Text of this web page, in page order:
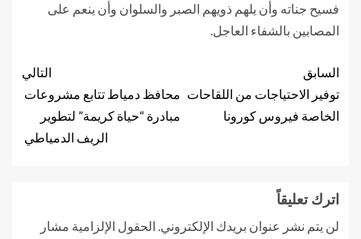
فسيح جناته وأن يلهم ذويهم الصبر والسلوان وأن ينعم على
المصابين بالشفاء العاجل.
السابق
توفير الاحتياجات من اللقاحات
الخاصة فيروس كورونا
التالي
محافظ دمياط تتابع مشروعات
مبادرة “حياة كريمة” لتطوير
الريف الدمياطي
اترك تعليقاً
لن يتم نشر عنوان بريدك الإلكتروني. الحقول الإلزامية مشار